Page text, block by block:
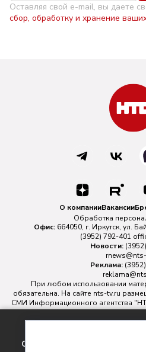
Оставляя свой e-mail, вы даете
сбор, обработку и хранение
соглашаетесь с
О компанииВакансии
Обработка
Офис: 664050, г. Иркутск, ул.
(3952) 792-401
Новости:
Реклама:
При любом использовании
обязательна. На сайте nts-tv.ru
СМИ Информационного агентства
№ ФС 77 - 88763
надзору в сфере связи,
Главный редактор ИА "НТС"